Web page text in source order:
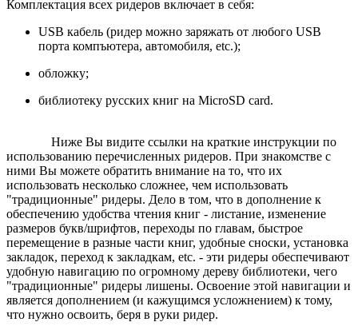
Комплектация всех ридеров включает в себя:
USB кабель (ридер можно заряжать от любого USB
порта компъютера, автомобиля, etc.);
обложку;
библиотеку русских книг на MicroSD card.
Ниже Вы видите ссылки на краткие инструкции по
использованию перечисленных ридеров. При знакомстве с
ними Вы можете обратить внимание на то, что иx
использовать несколько сложнее, чем использовать
"традиционные" ридеры. Дело в том, что в дополнение к
обеспечению удобства чтения книг - листание, изменение
размеров букв/шрифтов, переходы по главам, быстрое
перемещение в разные части книг, удобные сноски, установка
закладок, переход к закладкам, etc. - эти ридеры обеспечивают
удобную навигацию по огромному дереву библиотеки, чего
"традиционные" ридеры лишены. Освоение этой навигации и
является дополнением (и кажущимся усложнением) к тому,
что нужно освоить, беря в руки ридер.